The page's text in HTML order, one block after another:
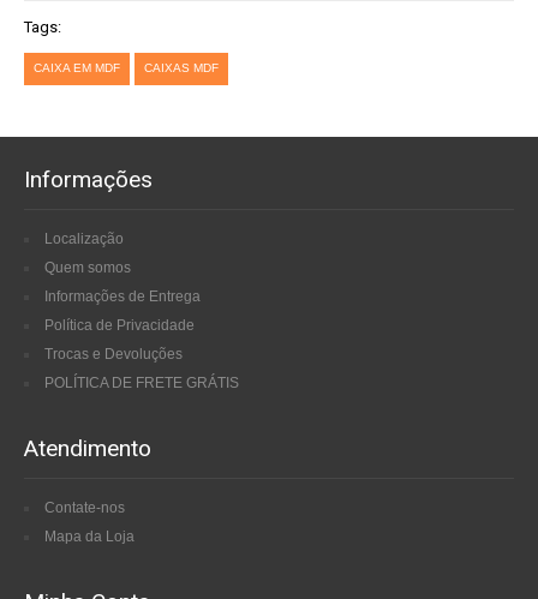
Tags:
CAIXA EM MDF CAIXAS MDF
Informações
Localização
Quem somos
Informações de Entrega
Política de Privacidade
Trocas e Devoluções
POLÍTICA DE FRETE GRÁTIS
Atendimento
Contate-nos
Mapa da Loja